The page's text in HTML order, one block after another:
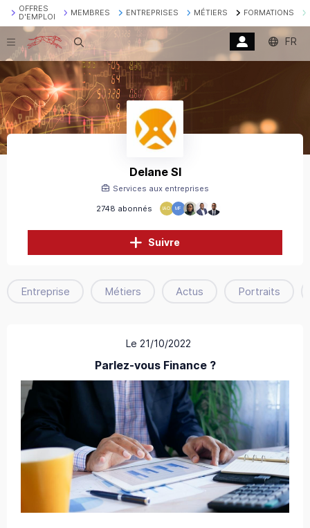
OFFRES
D'EMPLOI
MEMBRES ENTREPRISES MÉTIERS FORMATIONS
Recherche FR
Delane SI
2748 abonnés IAO MF
Services aux entreprises
Suivre
Entreprise Métiers Actus Portraits
Le 21/10/2022
Parlez-vous Finance ?